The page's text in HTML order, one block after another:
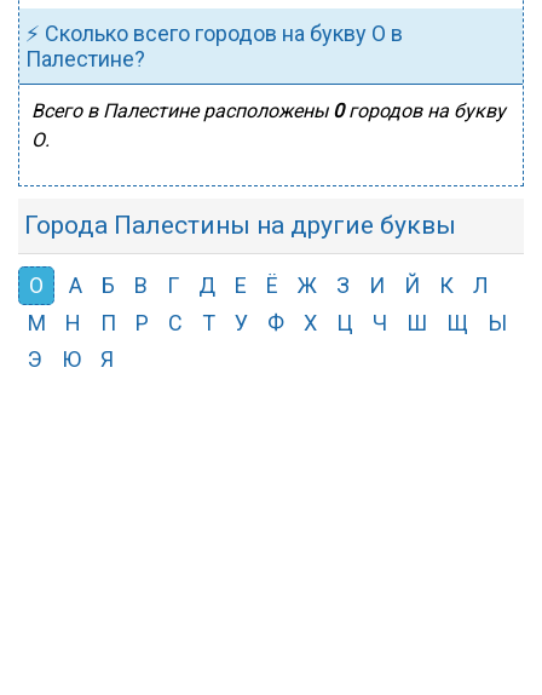
⚡ Сколько всего городов на букву О в
Палестине?
Всего в Палестине расположены 0городов на букву
О.
Города Палестины на другие буквы
О А Б В Г Д Е Ё Ж З И Й К
Л
М
Н П Р С Т У Ф Х Ц Ч Ш Щ
Ы
Э
Ю Я